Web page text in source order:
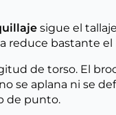
sigue el
reduce bastante
de torso. El
se aplana ni se
de punto.